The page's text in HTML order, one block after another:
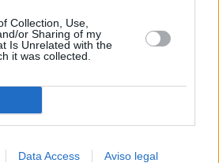
Collection, Use,
or Sharing of my
Is Unrelated with the
it was collected.
Data Access Aviso legal